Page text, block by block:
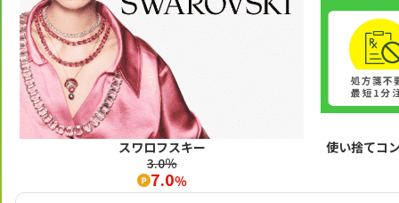
スワロフスキー
3.0％
7.0％
使い捨てコ